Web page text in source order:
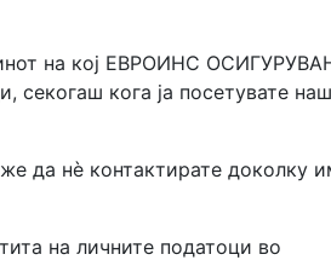
на кој ЕВРОИНС
секогаш кога ја посетувате
да нè контактирате доколку
на личните податоци во